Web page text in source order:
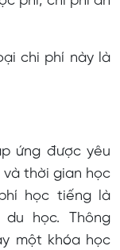
chi phí này là
ứng được yêu
thời gian học
học tiếng là
học. Thông
một khóa học